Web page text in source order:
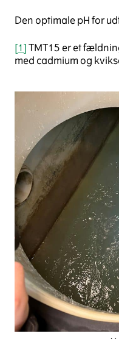
Den optimale pH for
[1]TMT15 er et
med cadmium og